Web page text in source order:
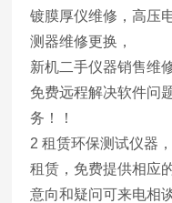
镀膜厚仪维修，高压
测器维修更换，
新机二手仪器销售维
免费远程解决软件问
务！！
2 租赁环保测试仪器
租赁，免费提供相应
意向和疑问可来电相谈